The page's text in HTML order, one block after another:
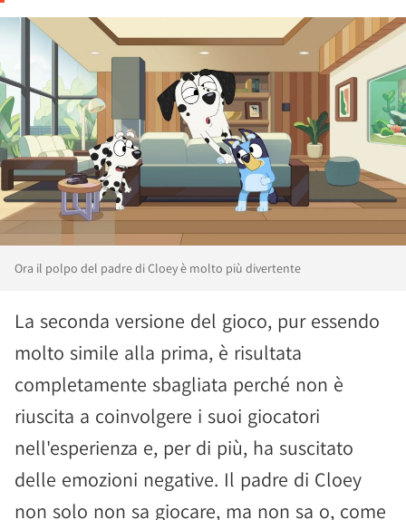
Ora il polpo del padre di Cloey è molto più divertente
La seconda versione del gioco, pur essendo
molto simile alla prima, è risultata
completamente sbagliata perché non è
riuscita a coinvolgere i suoi giocatori
nell'esperienza e, per di più, ha suscitato
delle emozioni negative. Il padre di Cloey
non solo non sa giocare, ma non sa o, come